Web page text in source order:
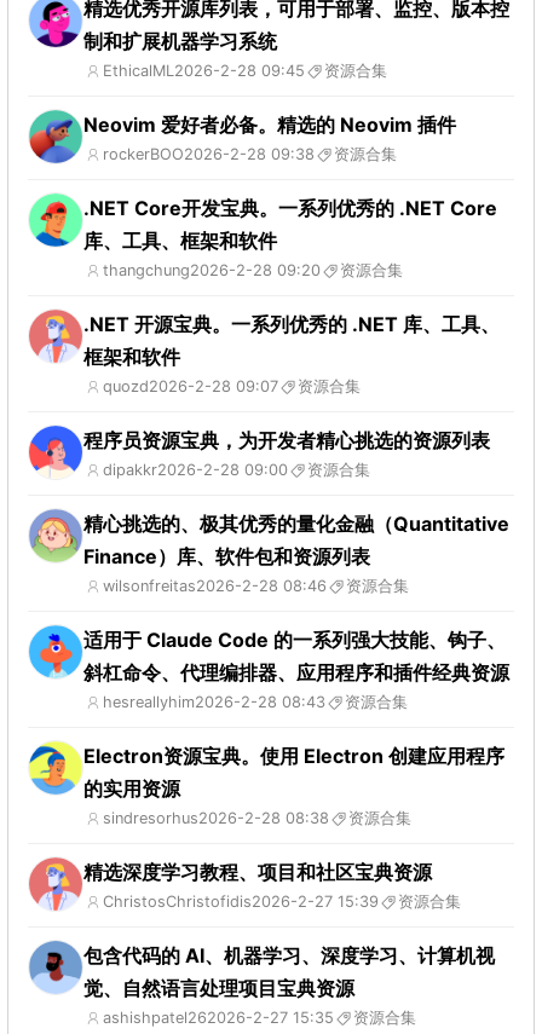
精选优秀开源库列表，可用于部署、监控、版本控
制和扩展机器学习系统
EthicalML2026-2-28 09:45 资源合集
Neovim 爱好者必备。精选的 Neovim 插件
rockerBOO2026-2-28 09:38 资源合集
.NET Core开发宝典。一系列优秀的 .NET Core
库、工具、框架和软件
thangchung2026-2-28 09:20 资源合集
.NET 开源宝典。一系列优秀的 .NET 库、工具、
框架和软件
quozd2026-2-28 09:07 资源合集
程序员资源宝典，为开发者精心挑选的资源列表
dipakkr2026-2-28 09:00 资源合集
精心挑选的、极其优秀的量化金融（Quantitative
Finance）库、软件包和资源列表
wilsonfreitas2026-2-28 08:46 资源合集
适用于 Claude Code 的一系列强大技能、钩子、
斜杠命令、代理编排器、应用程序和插件经典资源
hesreallyhim2026-2-28 08:43 资源合集
Electron资源宝典。使用 Electron 创建应用程序
的实用资源
sindresorhus2026-2-28 08:38 资源合集
精选深度学习教程、项目和社区宝典资源
ChristosChristofidis2026-2-27 15:39 资源合集
包含代码的 AI、机器学习、深度学习、计算机视
觉、自然语言处理项目宝典资源
ashishpatel262026-2-27 15:35 资源合集